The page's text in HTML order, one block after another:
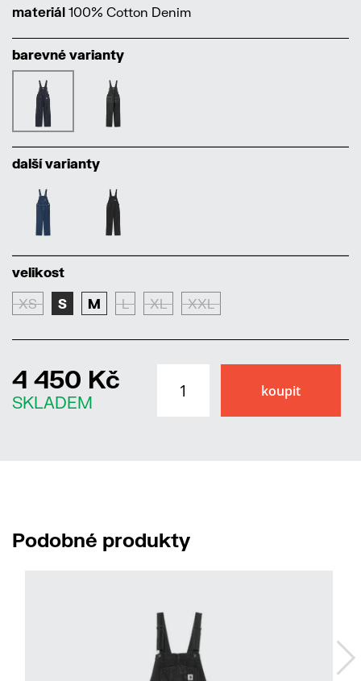
materiál 100% Cotton Denim
barevné varianty
další varianty
velikost
XS S M L XL XXL
4 450 Kč
SKLADEM
Podobné produkty